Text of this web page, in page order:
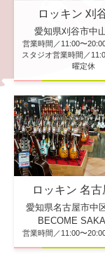
ロッキン 刈
愛知県刈谷市中
営業時間／11:00〜
スタジオ営業時間／
曜定休
ロッキン 名
愛知県名古屋市中
BECOME
営業時間／11:00〜